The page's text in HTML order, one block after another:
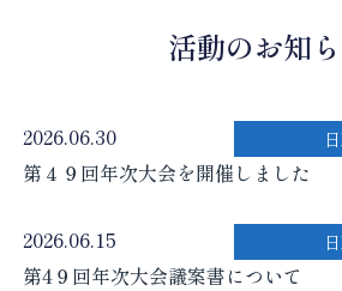
活動のお知
2026.06.30
第４９回年次大会を開催しました
2026.06.15
第4９回年次大会議案書について